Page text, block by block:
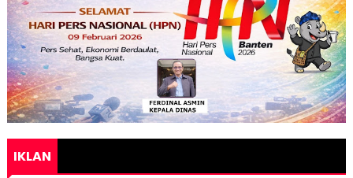
IKLAN